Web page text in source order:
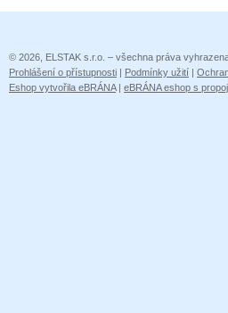
© 2026, ELSTAK s.r.o. – všechna práva
Prohlášení o přístupnosti | Podmínky užití |
Eshop vytvořila eBRÁNA| eBRÁNA eshop s